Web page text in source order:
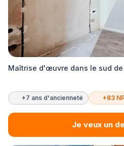
Maîtrise d'œuvre dans le sud de
+7 ans d'ancienneté +83
Je veux un